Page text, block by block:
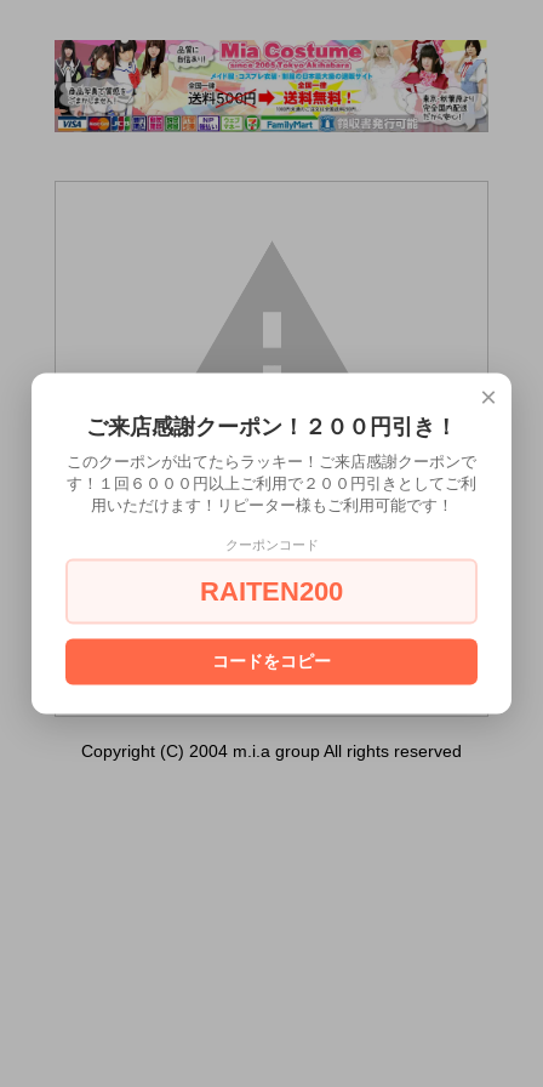
MEDIUM）は18歳未満の方には販売できま
[ はい ] [ いいえ ]
Copyright (C) 2004 m.i.a group All rights reserved
×
ご来店感謝クーポン！２００円引き！
このクーポンが出てたらラッキー！ご来店感謝クーポンで
す！１回６０００円以上ご利用で２００円引きとしてご利
用いただけます！リピーター様もご利用可能です！
クーポンコード
RAITEN200
コードをコピー